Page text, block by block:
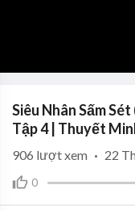
Siêu Nhân Sấm
Tập 4 | Thuyết
0
906 lượt xem · 22